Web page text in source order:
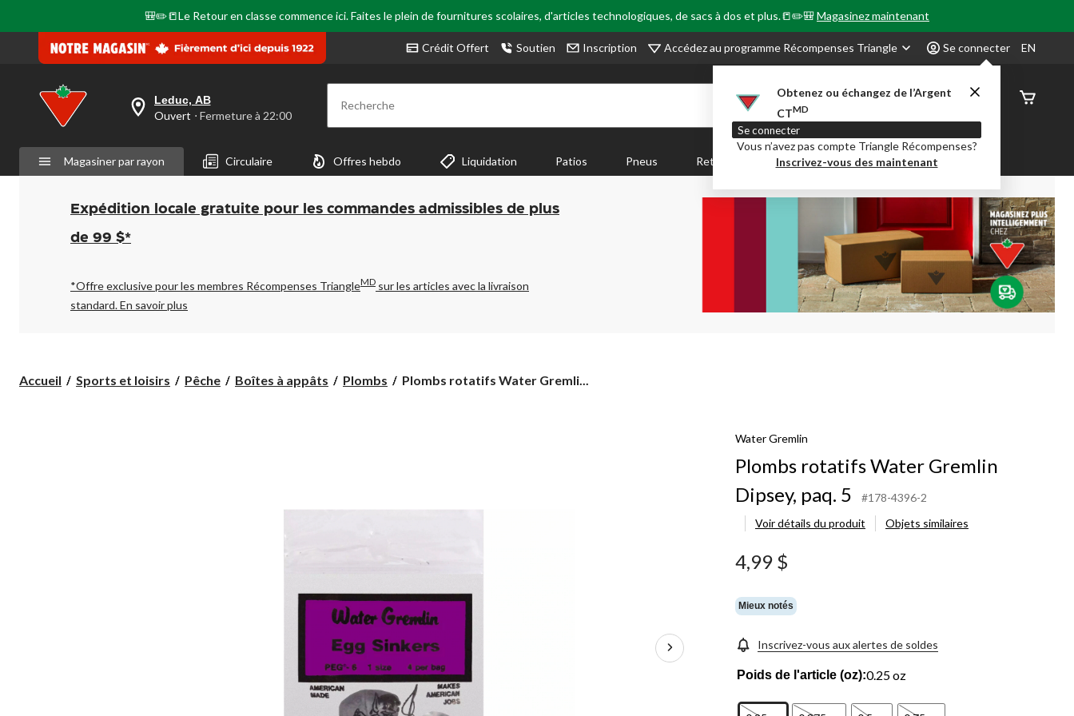
🎒✏️📒Le Retour en classe commence ici. Faites le plein de fournitures scolaires, d'articles technologiques, de sacs à dos et plus.📒✏️🎒Magasinez maintenant
Crédit Offert Soutien Inscription Accédez au programme Récompenses Triangle Se connecter
Obtenez ou échangez de l’Argent
CTMD
Se connecter
Vous n’avez pas compte Triangle Récompenses?
Inscrivez-vous des maintenant
EN
votre
est
Leduc,
AB,
Ouvert,
Fermeture
à
pour
changer
Leduc, AB
Ouvert ⋅ Fermeture à 22:00 Recherche
État de
Magasiner par rayon Circulaire Offres hebdo Liquidation Patios Pneus Retour en Classe Party City Centre-auto
Expédition locale gratuite pour les commandes admissibles de plus
de 99 $*
*Offre exclusive pour les membres Récompenses TriangleMD sur les articles avec la livraison
standard.En savoir plus
Accueil Sports et loisirs Pêche Boîtes à appâts Plombs
Plombs
Plombs rotatifs Water Gremli...
Water Gremlin
Plombs rotatifs Water Gremlin
Dipsey, paq. 5
#178-4396-2
Voir détails du produit
Objets similaires
4,99 $
Mieux notés
Inscrivez-vous aux alertes de soldes
Poids de l'article (oz):0.25 oz